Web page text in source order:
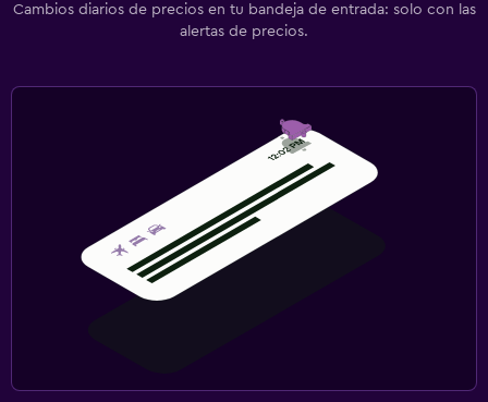
Cambios diarios de precios en tu bandeja de entrada: solo con las
alertas de precios.